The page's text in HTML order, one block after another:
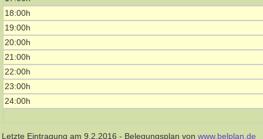
18:00h
19:00h
20:00h
21:00h
22:00h
23:00h
24:00h
Letzte Eintragung am 9.2.2016 - Belegungsplan von www.belplan.de